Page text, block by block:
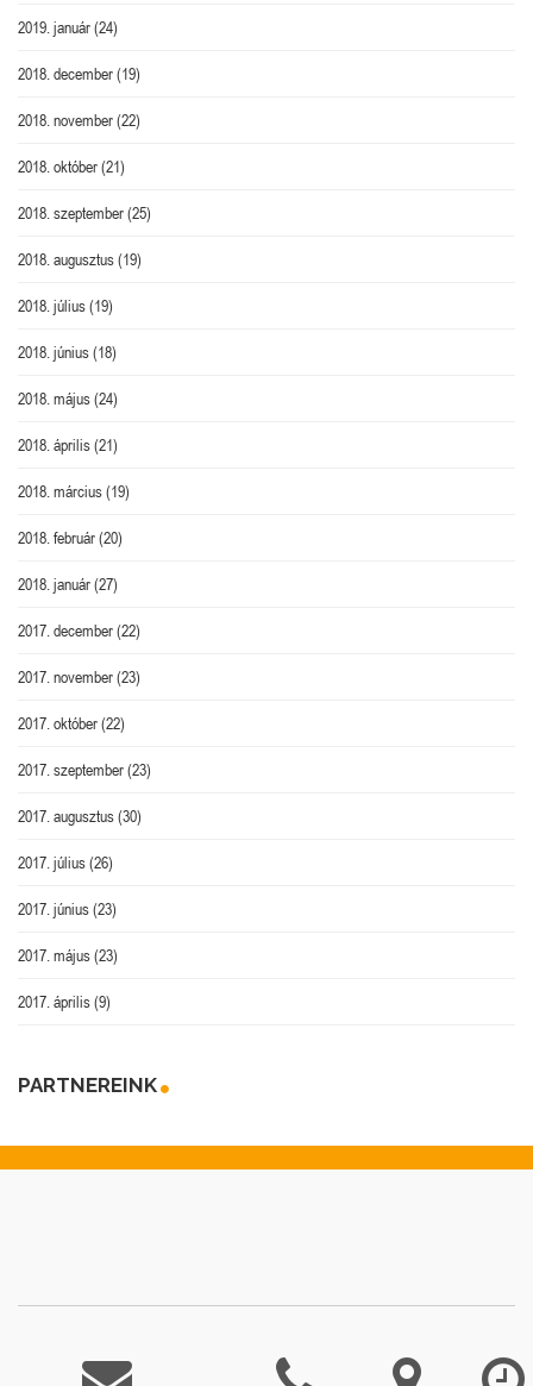
2019. január(24)
2018. december(19)
2018. november(22)
2018. október(21)
2018. szeptember(25)
2018. augusztus(19)
2018. július(19)
2018. június(18)
2018. május(24)
2018. április(21)
2018. március(19)
2018. február(20)
2018. január(27)
2017. december(22)
2017. november(23)
2017. október(22)
2017. szeptember(23)
2017. augusztus(30)
2017. július(26)
2017. június(23)
2017. május(23)
2017. április(9)
PARTNEREINK